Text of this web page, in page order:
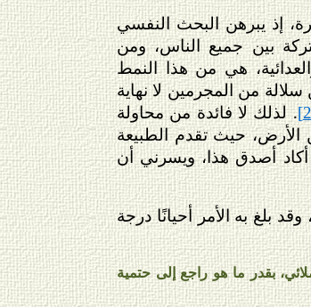
إذ يبرهن البحث النفسي
بين جميع الناس، ومن
هي من هذا النمط
من المجرمين لا نهاية
. لذلك لا فائدة من محاولة
حيث تقدم الطبيعة
أكاد أصدق هذا، ويسرني أن
بلغ به الأمر أحيانًا درجة
بقدر ما هو راجع إلى حتمية